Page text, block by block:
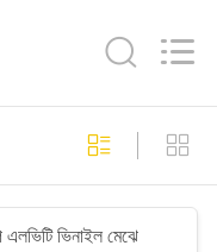
এলভিটি ভিনাইল মেঝে